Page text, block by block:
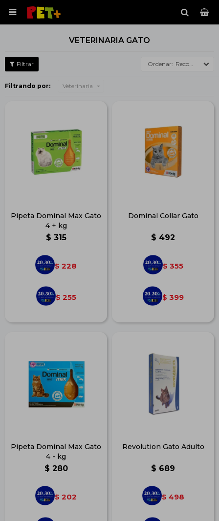

VETERINARIA GATO
Recomendados
Filtrando por: Veterinaria
Pipeta Dominal Max Gato
4 + kg
$ 315
$ 228
$ 255
Dominal Collar Gato
$ 492
$ 355
$ 399
Pipeta Dominal Max Gato
4 - kg
$ 280
$ 202
Revolution Gato Adulto
$ 689
$ 498